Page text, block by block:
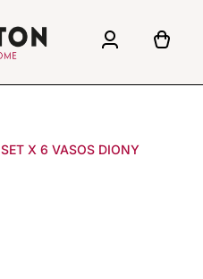
SET X 6 VASOS DIONY